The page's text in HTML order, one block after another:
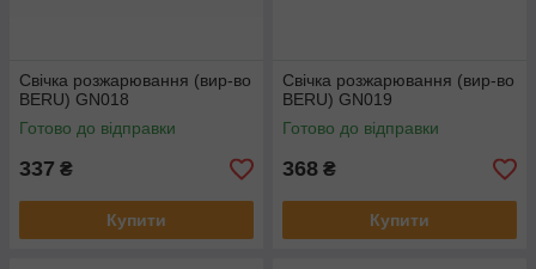
Свічка розжарювання (вир-во
BERU) GN018
Готово до відправки
337 ₴
Купити
Свічка розжарювання (вир-во
BERU) GN019
Готово до відправки
368 ₴
Купити